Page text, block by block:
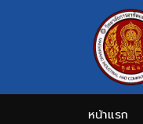
หน้าแรก